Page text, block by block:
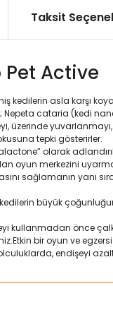
Taksit
Pet Active
kedilerin asla karşı
cataria (kedi
üzerinde
tepki gösterirler.
olarak
oyun merkezini
sağlamanın yanı
büyük
kullanmadan önce
bir oyun ve
endişeyi